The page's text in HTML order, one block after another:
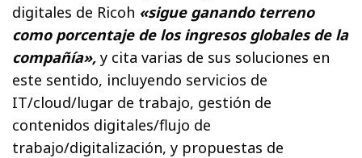
digitales de Ricoh «sigue ganando terreno
como porcentaje de los ingresos globales de la
compañía», y cita varias de sus soluciones en
este sentido, incluyendo servicios de
IT/cloud/lugar de trabajo, gestión de
contenidos digitales/flujo de
trabajo/digitalización, y propuestas de